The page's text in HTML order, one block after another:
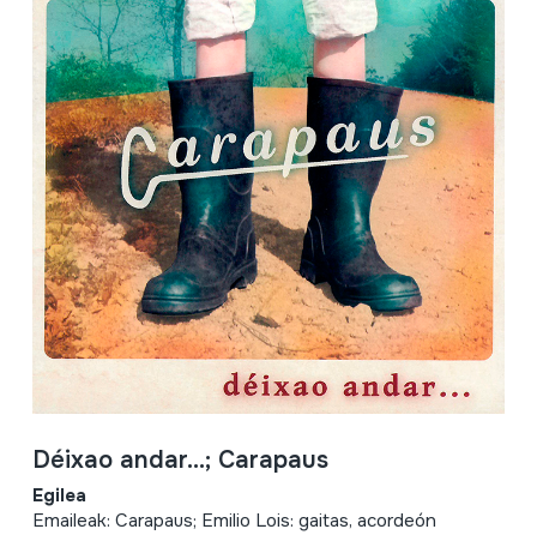
Déixao andar...; Carapaus
Egilea
Emaileak: Carapaus; Emilio Lois: gaitas, acordeón